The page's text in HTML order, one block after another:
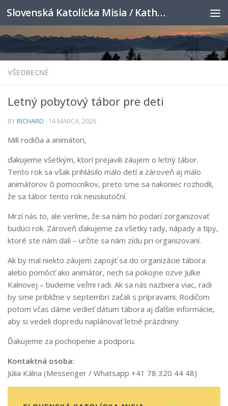
Skip to content Slovenská Katolícka Misia / Katholische Slowakenmission
VŠEOBECNÉ
Letný pobytový tábor pre deti
BYRICHARD · 14 MARCA, 2026
Milí rodičia a animátori,
ďakujeme všetkým, ktorí prejavili záujem o letný tábor.
Tento rok sa však prihlásilo málo detí a zároveň aj málo
animátorov či pomocníkov, preto sme sa nakoniec rozhodli,
že sa tábor tento rok neuskutoční.
Mrzí nás to, ale veríme, že sa nám ho podarí zorganizovať
budúci rok. Zároveň ďakujeme za všetky rady, nápady a tipy,
ktoré ste nám dali – určite sa nám zídu pri organizovaní.
Ak by mal niekto záujem zapojiť sa do organizácie tábora
alebo pomôcť ako animátor, nech sa pokojne ozve Julke
Kalnovej – budeme veľmi radi. Ak sa nás nazbiera viac, radi
by sme približne v septembri začali s prípravami. Rodičom
potom včas dáme vedieť dátum tábora aj ďalšie informácie,
aby si vedeli dopredu naplánovať letné prázdniny.
Ďakujeme za pochopenie a podporu.
Kontaktná osoba:
Júlia Kálna (Messenger / Whatsapp +41 78 320 44 48)